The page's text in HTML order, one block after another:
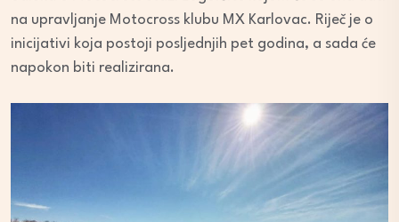
na upravljanje Motocross klubu MX Karlovac. Riječ je o
inicijativi koja postoji posljednjih pet godina, a sada će
napokon biti realizirana.